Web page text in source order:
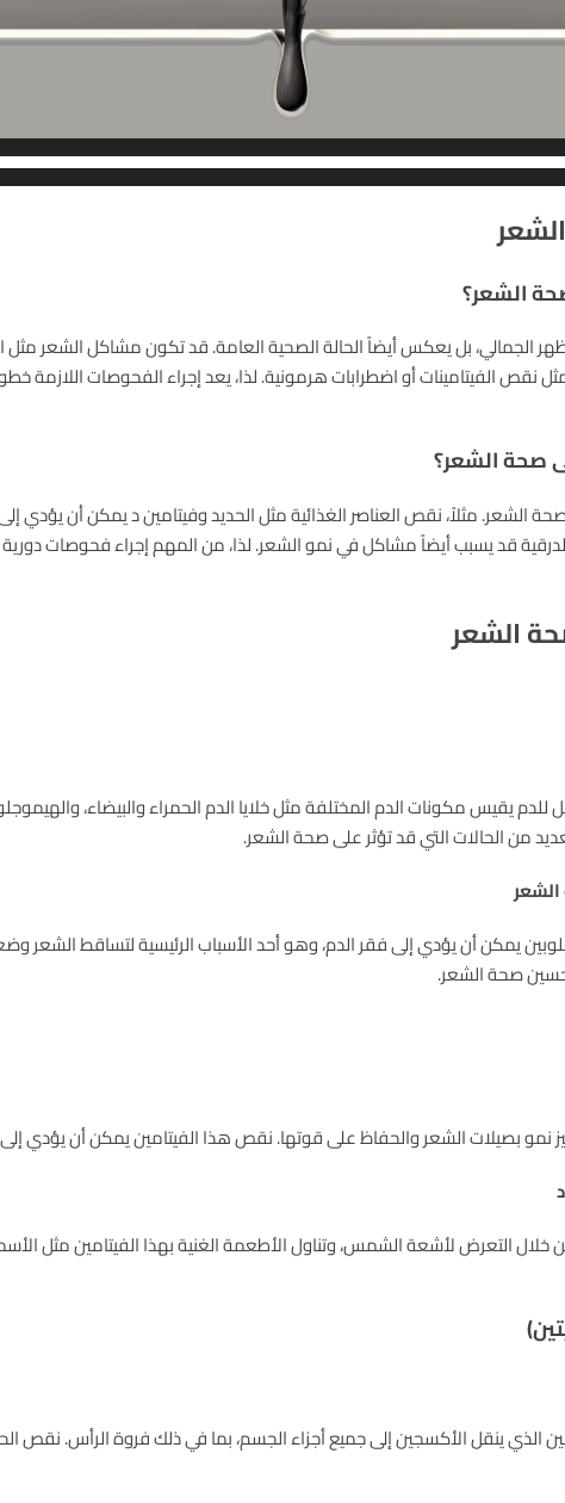
الشعر؟
الجمالي، بل يعكس أيضاً الحالة الصحية العامة. قد تكون مشاكل الشعر مثل
نقص الفيتامينات أو اضطرابات هرمونية. لذا، يعد إجراء الفحوصات
صحة الشعر؟
الشعر. مثلاً، نقص العناصر الغذائية مثل الحديد وفيتامين د يمكن أن
قد يسبب أيضاً مشاكل في نمو الشعر. لذا، من المهم إجراء فحوصات
الشعر
يقيس مكونات الدم المختلفة مثل خلايا الدم الحمراء والبيضاء،
من الحالات التي قد تؤثر على صحة الشعر.
يمكن أن يؤدي إلى فقر الدم، وهو أحد الأسباب الرئيسية لتساقط
صحة الشعر.
نمو بصيلات الشعر والحفاظ على قوتها. نقص هذا الفيتامين يمكن أن يؤدي
التعرض لأشعة الشمس، وتناول الأطعمة الغنية بهذا الفيتامين مثل
الذي ينقل الأكسجين إلى جميع أجزاء الجسم، بما في ذلك فروة الرأس. نقص